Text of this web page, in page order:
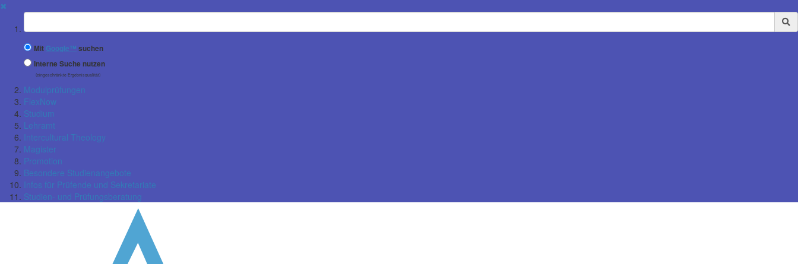
✖
Suchbegriff
Mit Google™ suchen
Interne Suche nutzen
(eingeschränkte Ergebnisqualität)
Modulprüfungen
FlexNow
Studium
Lehramt
Intercultural Theology
Magister
Promotion
Besondere Studienangebote
Infos für Prüfende und Sekretariate
Studien- und Prüfungsberatung